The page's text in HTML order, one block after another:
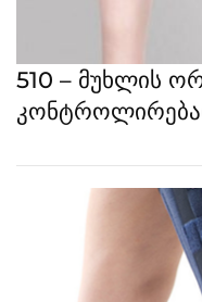
510 – მუხლის